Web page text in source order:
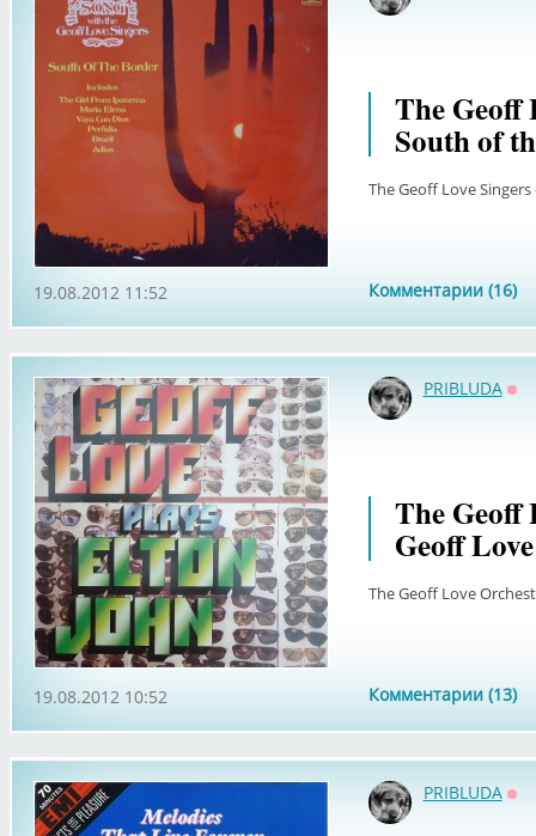
The Geoff
South of
The Geoff Love
Комментарии (16)
19.08.2012 11:52
PRIBLUDA
The Geoff
Geoff
The Geoff Love
Комментарии (13)
19.08.2012 10:52
PRIBLUDA